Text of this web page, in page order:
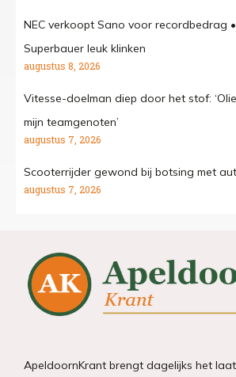
NEC verkoopt Sano voor recordbedrag
Superbauer leuk klinken
augustus 8, 2026
Vitesse-doelman diep door het stof:
mijn teamgenoten’
augustus 7, 2026
Scooterrijder gewond bij botsing met
augustus 7, 2026
ApeldoornKrant brengt dagelijks het